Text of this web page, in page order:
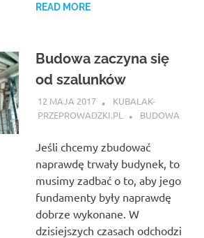
READ MORE
Budowa zaczyna się
od szalunków
12 MAJA 2017
KUBALAK-
PRZEPROWADZKI.PL
BUDOWA
Jeśli chcemy zbudować
naprawdę trwały budynek, to
musimy zadbać o to, aby jego
fundamenty były naprawdę
dobrze wykonane. W
dzisiejszych czasach odchodzi